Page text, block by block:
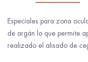
Especiales para zona
de argán lo que permite
realizado el alisado de